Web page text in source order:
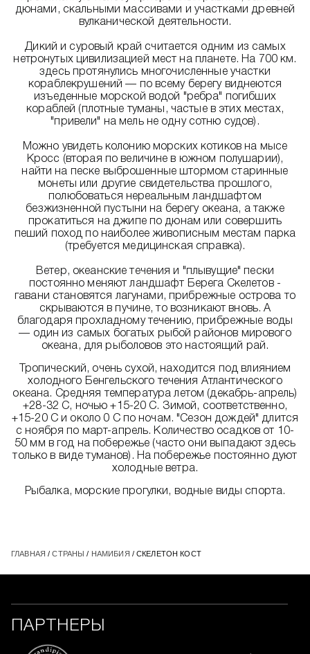
дюнами, скальными массивами и участками древней
вулканической деятельности.
Дикий и суровый край считается одним из самых
нетронутых цивилизацией мест на планете. На 700 км.
здесь протянулись многочисленные участки
кораблекрушений — по всему берегу виднеются
изъеденные морской водой "ребра" погибших
кораблей (плотные туманы, частые в этих местах,
"привели" на мель не одну сотню судов).
Можно увидеть колонию морских котиков на мысе
Кросс (вторая по величине в южном полушарии),
найти на песке выброшенные штормом старинные
монеты или другие свидетельства прошлого,
полюбоваться нереальным ландшафтом
безжизненной пустыни на берегу океана, а также
прокатиться на джипе по дюнам или совершить
пеший поход по наиболее живописным местам парка
(требуется медицинская справка).
Ветер, океанские течения и "плывущие" пески
постоянно меняют ландшафт Берега Скелетов -
гавани становятся лагунами, прибрежные острова то
скрываются в пучине, то возникают вновь. А
благодаря прохладному течению, прибрежные воды
— один из самых богатых рыбой районов мирового
океана, для рыболовов это настоящий рай.
Тропический, очень сухой, находится под влиянием
холодного Бенгельского течения Атлантического
океана. Средняя температура летом (декабрь-апрель)
+28-32 C, ночью +15-20 C. Зимой, соответственно,
+15-20 C и около 0 C по ночам. "Сезон дождей" длится
с ноября по март-апрель. Количество осадков от 10-
50 мм в год на побережье (часто они выпадают здесь
только в виде туманов). На побережье постоянно дуют
холодные ветра.
Рыбалка, морские прогулки, водные виды спорта.
ГЛАВНАЯ /СТРАНЫ / НАМИБИЯ / СКЕЛЕТОН КОСТ
ПАРТНЕРЫ